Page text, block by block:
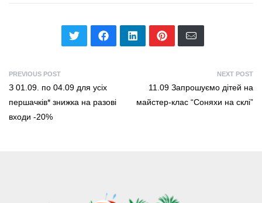
PREVIOUS POST
З 01.09. по 04.09 для усіх
першачків* знижка на разові
входи -20%
NEXT POST
11.09 Запрошуємо дітей на
майстер-клас “Соняхи на склі”